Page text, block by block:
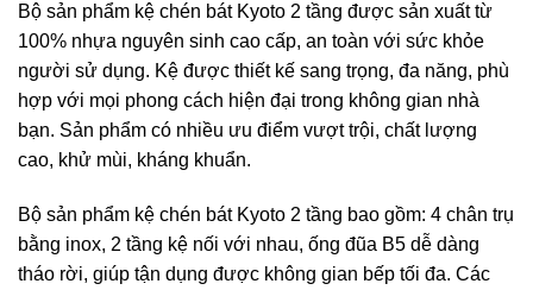
Bộ sản phẩm kệ chén bát Kyoto 2 tầng được sản xuất từ
100% nhựa nguyên sinh cao cấp, an toàn với sức khỏe
người sử dụng. Kệ được thiết kế sang trọng, đa năng, phù
hợp với mọi phong cách hiện đại trong không gian nhà
bạn. Sản phẩm có nhiều ưu điểm vượt trội, chất lượng
cao, khử mùi, kháng khuẩn.
Bộ sản phẩm kệ chén bát Kyoto 2 tầng bao gồm: 4 chân trụ
bằng inox, 2 tầng kệ nối với nhau, ống đũa B5 dễ dàng
tháo rời, giúp tận dụng được không gian bếp tối đa. Các